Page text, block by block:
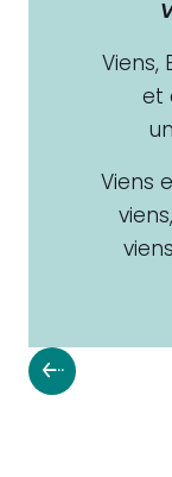
Viens,
et
Viens